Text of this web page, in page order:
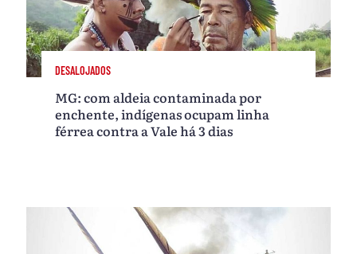
DESALOJADOS
MG: com aldeia contaminada por
enchente, indígenas ocupam linha
férrea contra a Vale há 3 dias